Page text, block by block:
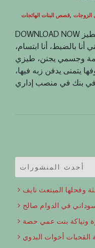
قصص البنات الهائجات, الزوجات
DOWNLOAD NOW تعرفوا المقولة اللي تقول “الطيز
بالضبط، أنا ابتسام،
وجسمي يجنن، طيزي
يتمنى يدفن زبه فيها،
أحدث المنشورات
وفحلها المبتعث نايف
في الدوام صالح
ونياكة بنت عمي حصة
القحبات أخوات البدوي